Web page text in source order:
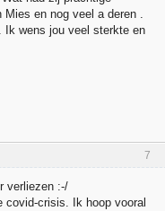
en nog veel a deren .
Ik wens jou veel sterkte en
7
verliezen :-/
crisis. Ik hoop vooral